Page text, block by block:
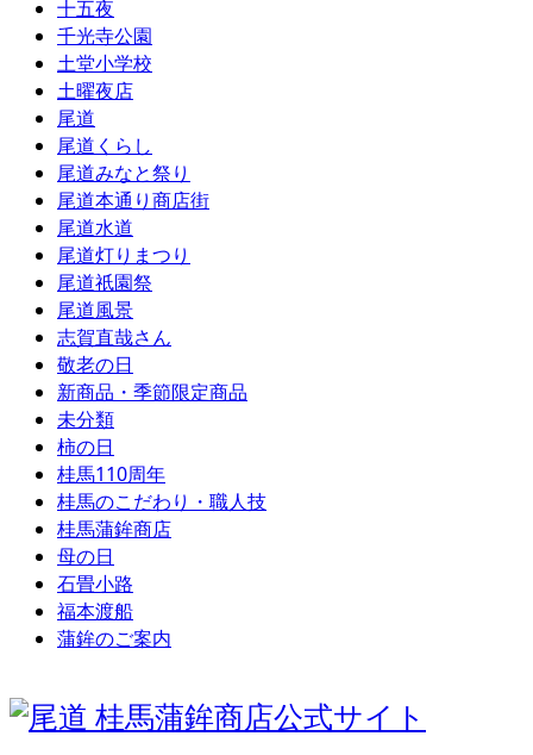
十五夜
千光寺公園
土堂小学校
土曜夜店
尾道
尾道くらし
尾道みなと祭り
尾道本通り商店街
尾道水道
尾道灯りまつり
尾道祇園祭
尾道風景
志賀直哉さん
敬老の日
新商品・季節限定商品
未分類
柿の日
桂馬110周年
桂馬のこだわり・職人技
桂馬蒲鉾商店
母の日
石畳小路
福本渡船
蒲鉾のご案内